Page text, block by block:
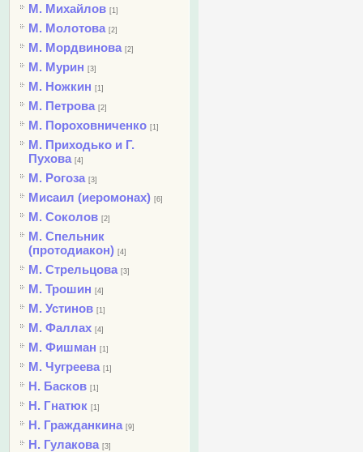
М. Михайлов [1]
М. Молотова [2]
М. Мордвинова [2]
М. Мурин [3]
М. Ножкин [1]
М. Петрова [2]
М. Пороховниченко [1]
М. Приходько и Г.
Пухова [4]
М. Рогоза [3]
Мисаил (иеромонах) [6]
М. Соколов [2]
М. Спельник
(протодиакон) [4]
М. Стрельцова [3]
М. Трошин [4]
М. Устинов [1]
М. Фаллах [4]
М. Фишман [1]
М. Чугреева [1]
Н. Басков [1]
Н. Гнатюк [1]
Н. Гражданкина [9]
Н. Гулакова [3]